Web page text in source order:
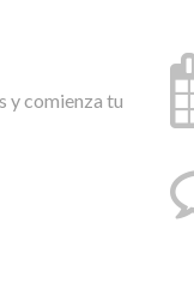
y comienza tu